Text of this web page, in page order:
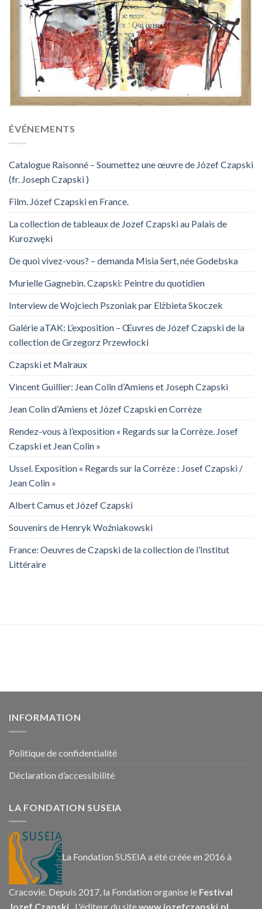
ÉVÉNEMENTS
Catalogue Raisonné – Soumettez une œuvre de Józef Czapski
(fr. Joseph Czapski )
Film. Józef Czapski en France.
La collection de tableaux de Jozef Czapski au Palais de
Kurozwęki
De quoi vivez-vous? – demanda Misia Sert, née Godebska
Murielle Gagnebin. Czapski: Peintre du quotidien
Interview de Wojciech Pszoniak par Elżbieta Skoczek
Galérie aTAK: L’exposition – Œuvres de Józef Czapski de la
collection de Grzegorz Przewłocki
Czapski et Malraux
Vincent Guillier: Jean Colin d’Amiens et Joseph Czapski
Jean Colin d’Amiens et Józef Czapski en Corrèze
Rendez-vous à l’exposition « Regards sur la Corrèze. Josef
Czapski et Jean Colin »
Ussel. Exposition « Regards sur la Corrèze : Josef Czapski /
Jean Colin »
Albert Camus et Józef Czapski
Souvenirs de Henryk Woźniakowski
France: Oeuvres de Czapski de la collection de l’Institut
Littéraire
INFORMATION
Politique de confidentialité
Déclaration d’accessibilité
LA FONDATION SUSEIA
La Fondation SUSEIA a été créée en 2016 à
Cracovie. Depuis 2017, la Fondation organise le Festival
Jozef Czapski. L'éditeur du sitewww.jozefczapski.pl